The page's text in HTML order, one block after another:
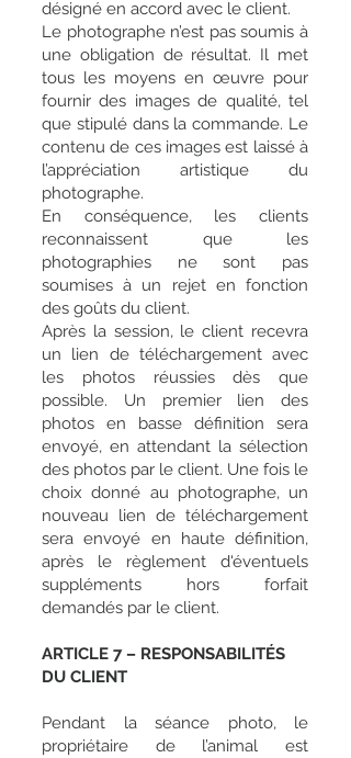
désigné en accord avec le client.
Le photographe n’est pas soumis à
une obligation de résultat. Il met
tous les moyens en œuvre pour
fournir des images de qualité, tel
que stipulé dans la commande. Le
contenu de ces images est laissé à
l’appréciation artistique du
photographe.
En conséquence, les clients
reconnaissent que les
photographies ne sont pas
soumises à un rejet en fonction
des goûts du client.
Après la session, le client recevra
un lien de téléchargement avec
les photos réussies dès que
possible. Un premier lien des
photos en basse définition sera
envoyé, en attendant la sélection
des photos par le client. Une fois le
choix donné au photographe, un
nouveau lien de téléchargement
sera envoyé en haute définition,
après le règlement d'éventuels
suppléments hors forfait
demandés par le client.
ARTICLE 7 – RESPONSABILITÉS
DU CLIENT
Pendant la séance photo, le
propriétaire de l’animal est